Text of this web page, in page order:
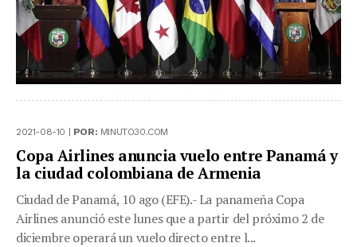
2021-08-10 | POR: MINUTO30.COM
Copa Airlines anuncia vuelo entre Panamá y
la ciudad colombiana de Armenia
Ciudad de Panamá, 10 ago (EFE).- La panameña Copa
Airlines anunció este lunes que a partir del próximo 2 de
diciembre operará un vuelo directo entre l...